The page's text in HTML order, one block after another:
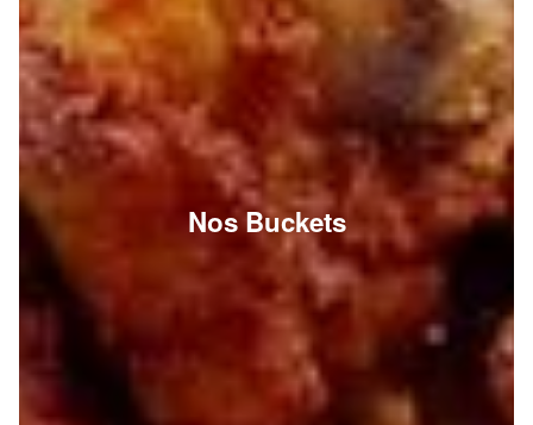
Nos Buckets